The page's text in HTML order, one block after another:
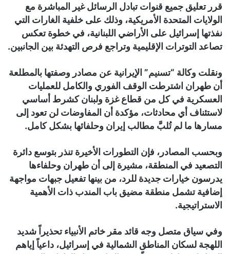
قرر تعليق جميع قنوات تبادل الرسائل غير المباشرة مع
الولايات المتحدة الأمريكية، وذلك على خلفية الغارات التي
نفذتها إسرائيل على الأراضي اللبنانية، في خطوة تعكس
تصاعد التوترات الإقليمية وتراجع فرص التهدئة بين الجانبين.
ونقلت وكالة “تسنيم” الإيرانية عن مصادر وصفتها بالمطلعة
أن طهران اشترطت الوقف الفوري والكامل للعمليات
العسكرية في كل من قطاع غزة ولبنان كشرط أساسي
لاستئناف أي محادثات، مؤكدة أن المفاوضات لن تعود إلى
مسارها ما لم تُلبَّ مطالب إيران وحلفائها بشكل كامل.
وبحسب المصادر، فإن التطورات الأخيرة تنذر بتوسع دائرة
التصعيد في المنطقة، مشيرة إلى أن طهران وحلفاءها
يدرسون خيارات جديدة للرد، من بينها تفعيل جبهات مواجهة
إضافية تشمل منطقة مضيق باب المندب ذات الأهمية
الاستراتيجية.
وفي سياق متصل وجه قائد مقر خاتم الأنبياء تحذيراً شديد
اللهجة لسكان المناطق الشمالية في إسرائيل، داعياً إياهم